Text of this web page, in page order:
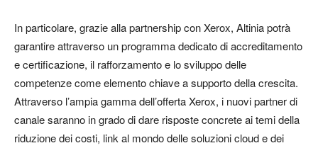
In particolare, grazie alla partnership con Xerox, Altinia potrà
garantire attraverso un programma dedicato di accreditamento
e certificazione, il rafforzamento e lo sviluppo delle
competenze come elemento chiave a supporto della crescita.
Attraverso l’ampia gamma dell’offerta Xerox, i nuovi partner di
canale saranno in grado di dare risposte concrete ai temi della
riduzione dei costi, link al mondo delle soluzioni cloud e dei